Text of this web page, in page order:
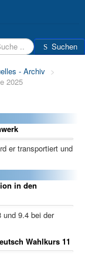
Suchen
- Archiv >
2025
er transportiert und
in den
9.4 bei der
Wahlkurs 11